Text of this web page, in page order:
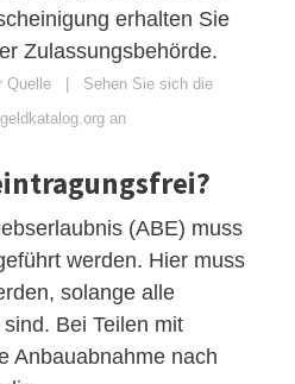
erhalten Sie
Zulassungsbehörde.
Quelle | Sehen Sie sich die
an
(ABE) muss
werden. Hier muss
solange alle
Bei Teilen mit
Anbauabnahme nach